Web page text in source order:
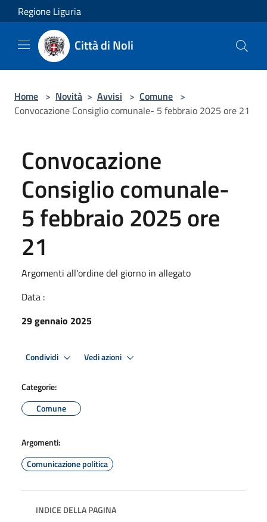
Salta al contenuto principale
Regione Liguria
Città di Noli
Home > Novità > Avvisi > Comune >
Convocazione Consiglio comunale- 5 febbraio 2025 ore 21
Convocazione
Consiglio comunale-
5 febbraio 2025 ore
21
Argomenti all'ordine del giorno in allegato
Data :
29 gennaio 2025
Condividi Vedi azioni
Categorie:
Comune
Argomenti:
Comunicazione politica
INDICE DELLA PAGINA